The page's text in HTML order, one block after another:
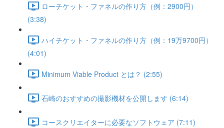
ローチケット・ファネルの作り方（例：2900円）
(3:38)
ハイチケット・ファネルの作り方（例：19万9700円）
(4:01)
Minimum Viable Product とは？ (2:55)
石崎のおすすめの撮影機材を公開します (6:14)
コースクリエイターに必要なソフトウェア (7:11)